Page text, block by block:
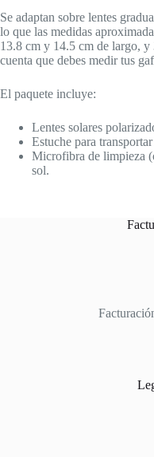
Se adaptan sobre lentes
lo que las medidas
13.8 cm y 14.5 cm de largo, y
cuenta que debes medir tus
El paquete incluye:
Lentes solares
Estuche para
Microfibra de limpieza
sol.